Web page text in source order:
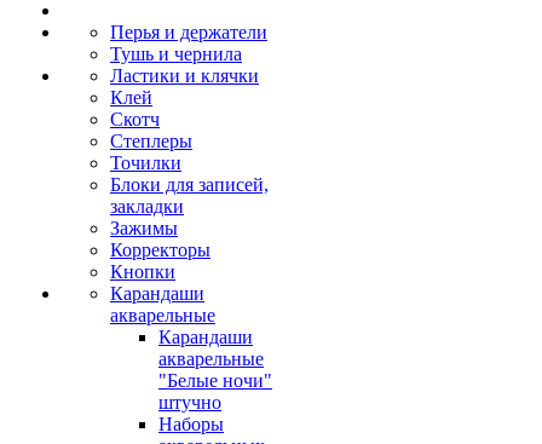
Перья и держатели
Тушь и чернила
Ластики и клячки
Клей
Скотч
Степлеры
Точилки
Блоки для записей,
закладки
Зажимы
Корректоры
Кнопки
Карандаши
акварельные
Карандаши
акварельные
"Белые ночи"
штучно
Наборы